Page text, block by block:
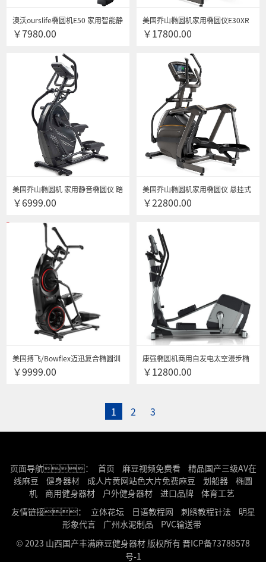
澳沃ourslife椭圆机E50 家用智能静
音太空漫步机 健身房专用轻商用椭
￥7980.00
美国乔山椭圆机家用椭圆仪E30XR
悬挂式无轨道太空漫步机 静音运动
￥17800.00
美国乔山椭圆机 家用静音椭圆仪 踏
步机登山机 太空漫步机 运动健身器
￥6999.00
美国乔山椭圆机家用椭圆仪 悬挂式
无轨道太空漫步机 静音运动健身器
￥22800.00
美国搏飞/Bowflex迈迅复合椭圆训
练机M3\M5椭圆机电磁控前置登山
￥9999.00
康强椭圆机商用自发电太空漫步椭
圆仪运动健身器材 E900
￥12800.00
1 2 3
页面导航： 首页 麻豆视频免费看
精品国产三级AV在
线麻豆
健身器材 成人片黄网站色大片免费麻豆 划船器
椭圆
机
商用健身器材 户外健身器材 进口品牌
体育工艺
友情链接：
立体花坛 日语教程网 刺绣教程针法
明星
形象代言
广州水泥制品
PVC输送带
© 2023 山西国产丰满麻豆健身器材 版权所有晋ICP备73788578
号-1